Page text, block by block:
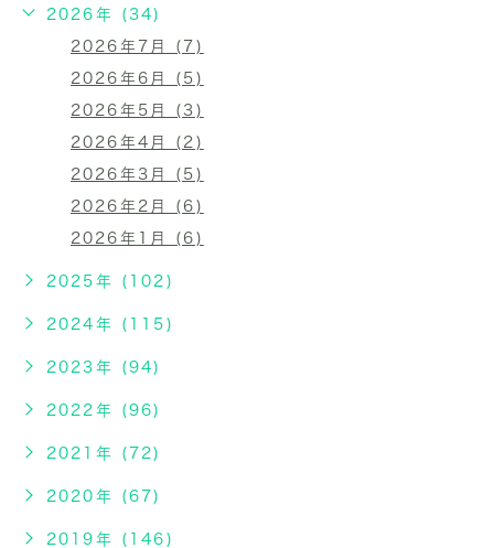
2026年 (34)
2026年7月 (7)
2026年6月 (5)
2026年5月 (3)
2026年4月 (2)
2026年3月 (5)
2026年2月 (6)
2026年1月 (6)
2025年 (102)
2024年 (115)
2023年 (94)
2022年 (96)
2021年 (72)
2020年 (67)
2019年 (146)